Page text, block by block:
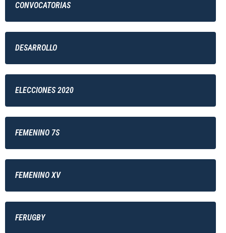
CONVOCATORIAS
DESARROLLO
ELECCIONES 2020
FEMENINO 7S
FEMENINO XV
FERUGBY